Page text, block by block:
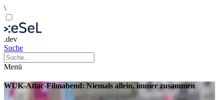
\
.dev
Suche
Menü
WUK-Attac-Filmabend: Niemals allein, immer zusammen